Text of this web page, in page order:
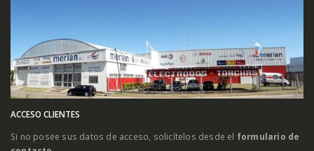
ACCESO CLIENTES
Si no posee sus datos de acceso, solicítelos desde el formulario de